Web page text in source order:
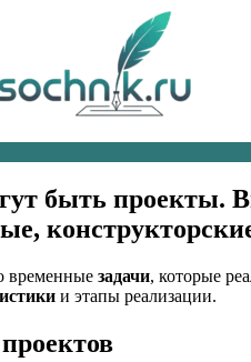
быть проекты.
временные задачи, которые
и этапы реализации.